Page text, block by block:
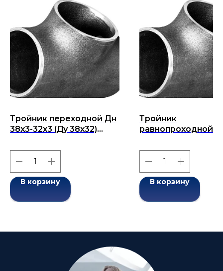
Тройник переходной Дн
38х3-32х3 (Ду 38х32)
2001
В корзину
Тройник
равнопроходной
бесшовный ГОСТ
2001
В корзину